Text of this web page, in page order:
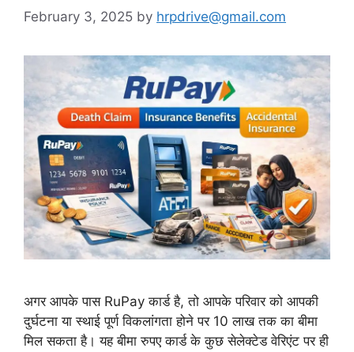
February 3, 2025 by hrpdrive@gmail.com
अगर आपके पास RuPay कार्ड है, तो आपके परिवार को आपकी
दुर्घटना या स्थाई पूर्ण विकलांगता होने पर 10 लाख तक का बीमा
मिल सकता है। यह बीमा रुपए कार्ड के कुछ सेलेक्टेड वेरिएंट पर ही